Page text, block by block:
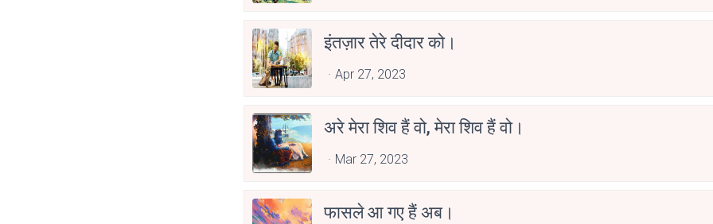
इंतज़ार तेरे दीदार को।
Apr 27, 2023
अरे मेरा शिव हैं वो, मेरा शिव हैं वो।
Mar 27, 2023
फासले आ गए हैं अब।